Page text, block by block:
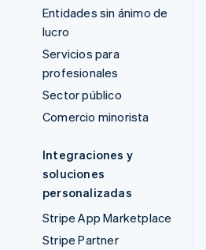
Entidades sin ánimo de
lucro
Servicios para
profesionales
Sector público
Comercio minorista
Integraciones y
soluciones
personalizadas
Stripe App Marketplace
Stripe Partner